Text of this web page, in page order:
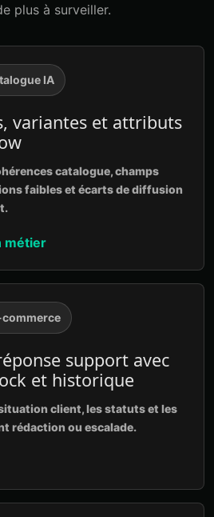
plus à surveiller.
IA
variantes et attributs
catalogue, champs
faibles et écarts de diffusion
métier
support avec
et historique
client, les statuts et les
rédaction ou escalade.